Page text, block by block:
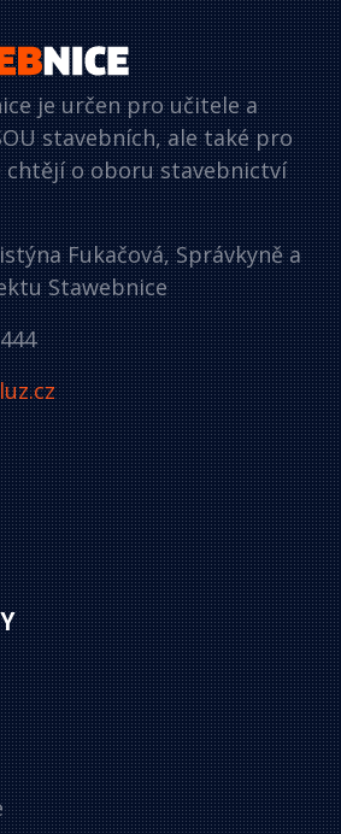
je určen pro učitele a
stavebních, ale také pro
chtějí o oboru stavebnictví
Fukačová, Správkyně a
Stawebnice